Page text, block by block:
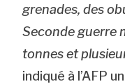
grenades, des
Seconde guerre
tonnes et
indiqué à l’AFP